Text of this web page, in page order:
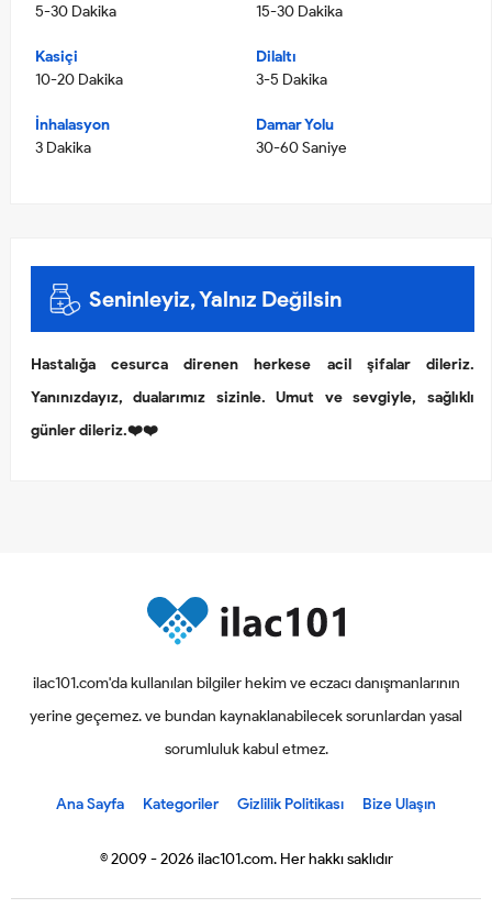
5-30 Dakika
15-30 Dakika
Kasiçi
10-20 Dakika
Dilaltı
3-5 Dakika
İnhalasyon
3 Dakika
Damar Yolu
30-60 Saniye
Seninleyiz, Yalnız Değilsin
Hastalığa cesurca direnen herkese acil şifalar dileriz.
Yanınızdayız, dualarımız sizinle. Umut ve sevgiyle, sağlıklı
günler dileriz.❤️❤️
ilac101.com'da kullanılan bilgiler hekim ve eczacı danışmanlarının
yerine geçemez. ve bundan kaynaklanabilecek sorunlardan yasal
sorumluluk kabul etmez.
Ana Sayfa Kategoriler Gizlilik Politikası Bize Ulaşın
© 2009 - 2026 ilac101.com. Her hakkı saklıdır